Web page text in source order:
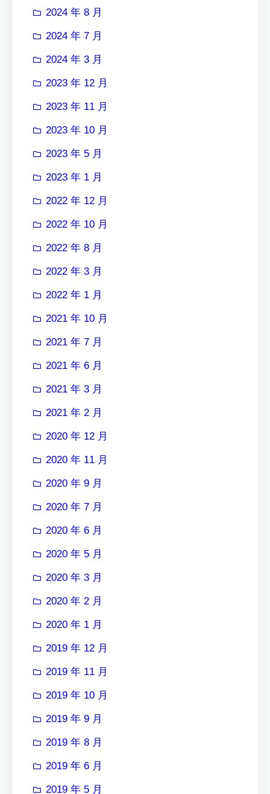
2024 年 8 月
2024 年 7 月
2024 年 3 月
2023 年 12 月
2023 年 11 月
2023 年 10 月
2023 年 5 月
2023 年 1 月
2022 年 12 月
2022 年 10 月
2022 年 8 月
2022 年 3 月
2022 年 1 月
2021 年 10 月
2021 年 7 月
2021 年 6 月
2021 年 3 月
2021 年 2 月
2020 年 12 月
2020 年 11 月
2020 年 9 月
2020 年 7 月
2020 年 6 月
2020 年 5 月
2020 年 3 月
2020 年 2 月
2020 年 1 月
2019 年 12 月
2019 年 11 月
2019 年 10 月
2019 年 9 月
2019 年 8 月
2019 年 6 月
2019 年 5 月